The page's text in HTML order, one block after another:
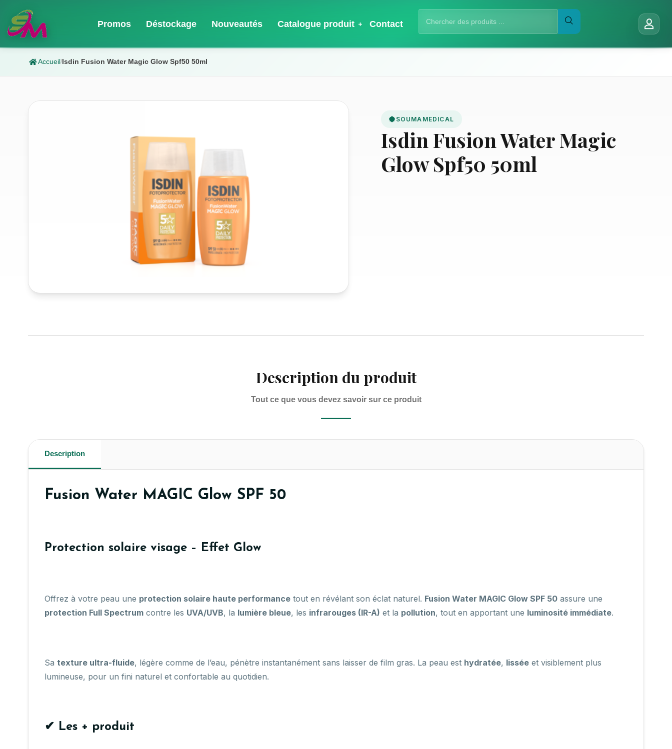
Promos Déstockage Nouveautés Catalogue produit Contact
Accueil/Isdin Fusion Water Magic Glow Spf50 50ml
SOUMAMEDICAL
Isdin Fusion Water Magic
Glow Spf50 50ml
Description du produit
Tout ce que vous devez savoir sur ce produit
Description
Fusion Water MAGIC Glow SPF 50
Protection solaire visage – Effet Glow
Offrez à votre peau une protection solaire haute performance tout en révélant son éclat naturel. Fusion Water MAGIC Glow SPF 50 assure une
protection Full Spectrum contre les UVA/UVB, la lumière bleue, les infrarouges (IR-A) et la pollution, tout en apportant une luminosité immédiate.
Sa texture ultra-fluide, légère comme de l’eau, pénètre instantanément sans laisser de film gras. La peau est hydratée, lissée et visiblement plus
lumineuse, pour un fini naturel et confortable au quotidien.
✔ Les + produit